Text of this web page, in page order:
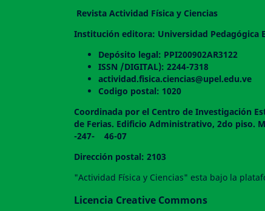
Revista Actividad Física y Ciencias
Institución editora: Universidad Pedagógica
Depósito legal: PPI200902AR3122
ISSN /DIGITAL): 2244-7318
actividad.fisica.ciencias@upel.edu.ve
Codigo postal: 1020
Coordinada por el Centro de Investigación
de Ferias. Edificio Administrativo, 2do
-247- 46-07
Dirección postal: 2103
"Actividad Física y Ciencias" esta bajo la
Licencia Creative Commons